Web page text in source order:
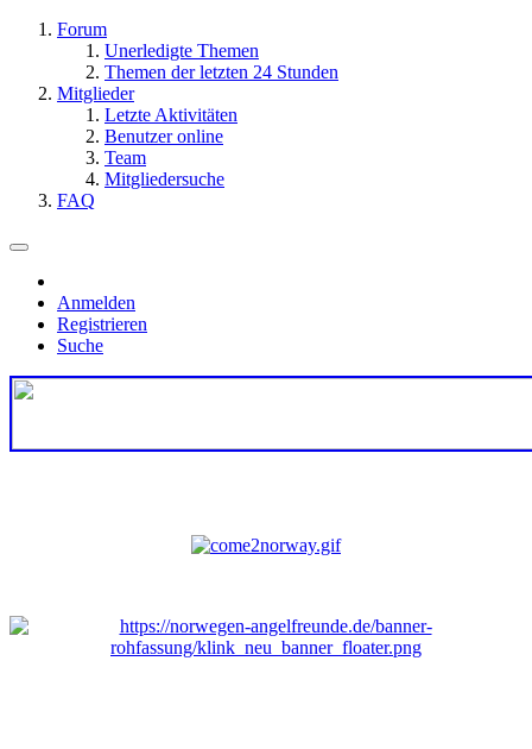
Forum
Unerledigte Themen
Themen der letzten 24 Stunden
Mitglieder
Letzte Aktivitäten
Benutzer online
Team
Mitgliedersuche
FAQ
Anmelden
Registrieren
Suche